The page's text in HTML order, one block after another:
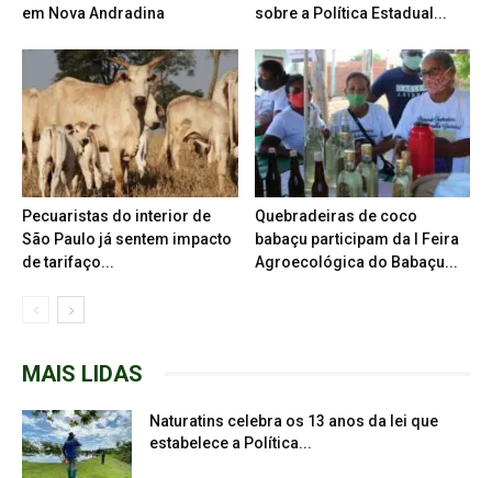
em Nova Andradina
sobre a Política Estadual...
Pecuaristas do interior de
São Paulo já sentem impacto
de tarifaço...
Quebradeiras de coco
babaçu participam da I Feira
Agroecológica do Babaçu...
MAIS LIDAS
Naturatins celebra os 13 anos da lei que
estabelece a Política...